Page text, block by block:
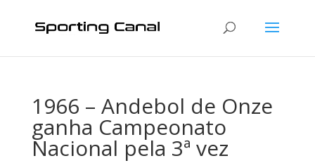
1966 – Andebol de Onze
ganha Campeonato
Nacional pela 3ª vez